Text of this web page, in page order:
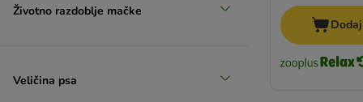
Životno razdoblje mačke
Veličina psa